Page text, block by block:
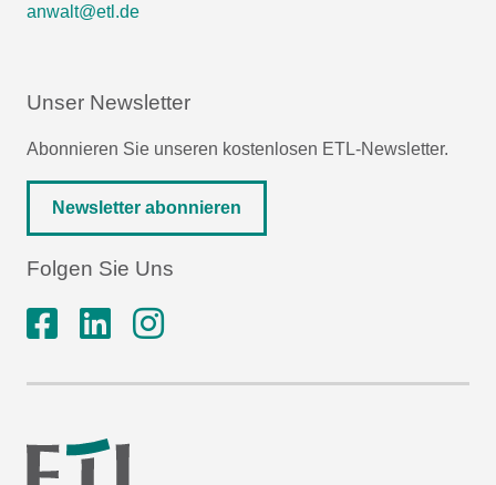
anwalt@etl.de
Unser Newsletter
Abonnieren Sie unseren kostenlosen ETL-Newsletter.
Newsletter abonnieren
Folgen Sie Uns